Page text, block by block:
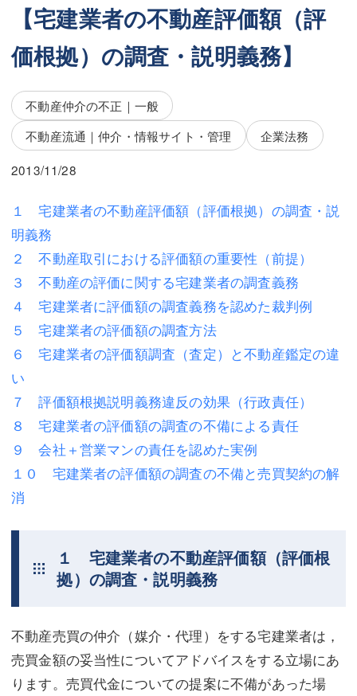
坂本 陽一
桶川 聡
三平 隆史
吉元 優仁
小川 祐
弁護士費用
不動産
相続・遺言
離婚（夫婦間トラブル）
企業法務
刑事弁護
交通事故
不動産登記
調査・書面作成
債務整理
アクセス
東京事務所 (新宿・四谷)
坂本 陽一
桶川 聡
三平 隆史
吉元 優仁
弁護士費用
不動産
相続・遺言
離婚（夫婦間トラブル）
企業法務
労働問題（解雇，残業等）
交通事故
不動産登記
商業登記
債務整理
マスコミ取材・実績
東京事務所 (新宿・四谷)
埼玉事務所 (さいたま市)
【宅建業者の不動産評価額（評
価根拠）の調査・説明義務】
不動産仲介の不正｜一般
不動産流通｜仲介・情報サイト・管理
企業法務
2013/11/28
１ 宅建業者の不動産評価額（評価根拠）の調査・説
明義務
２ 不動産取引における評価額の重要性（前提）
３ 不動産の評価に関する宅建業者の調査義務
４ 宅建業者に評価額の調査義務を認めた裁判例
５ 宅建業者の評価額の調査方法
６ 宅建業者の評価額調査（査定）と不動産鑑定の違
い
７ 評価額根拠説明義務違反の効果（行政責任）
８ 宅建業者の評価額の調査の不備による責任
９ 会社＋営業マンの責任を認めた実例
１０ 宅建業者の評価額の調査の不備と売買契約の解
消
１ 宅建業者の不動産評価額（評価根
拠）の調査・説明義務
不動産売買の仲介（媒介・代理）をする宅建業者は，
売買金額の妥当性についてアドバイスをする立場にあ
ります。売買代金についての提案に不備があった場